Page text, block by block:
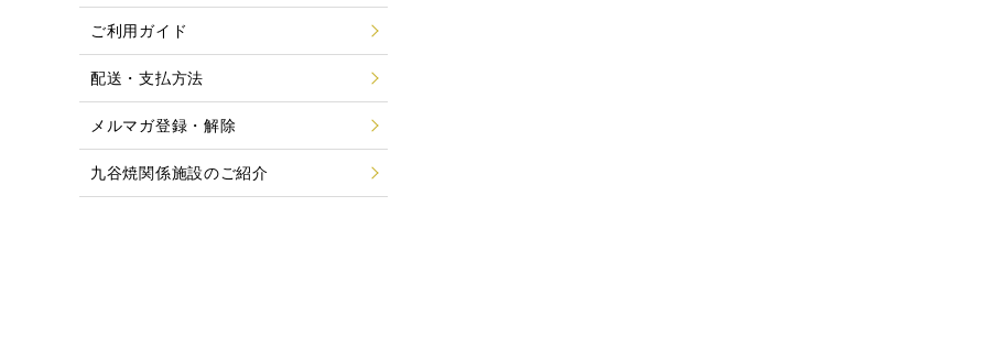
ご利用ガイド
配送・支払方法
メルマガ登録・解除
九谷焼関係施設のご紹介